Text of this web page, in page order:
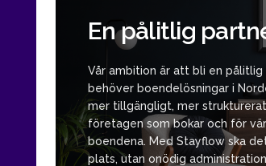
En pålitlig
Vår ambition är att bli en
behöver boendelösningar i
mer tillgängligt, mer
företagen som bokar och för
boendena. Med Stayflow ska
plats, utan onödig